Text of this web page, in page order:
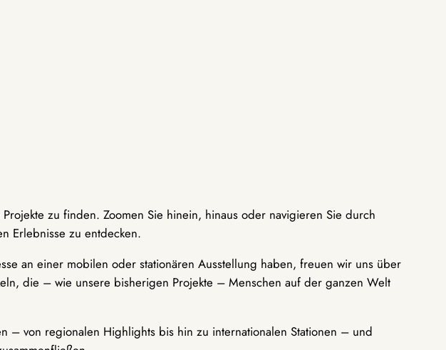
zu finden. Zoomen Sie hinein, hinaus oder navigieren Sie durch
Erlebnisse zu entdecken.
an einer mobilen oder stationären Ausstellung haben, freuen wir uns über
die – wie unsere bisherigen Projekte – Menschen auf der ganzen Welt
– von regionalen Highlights bis hin zu internationalen Stationen – und